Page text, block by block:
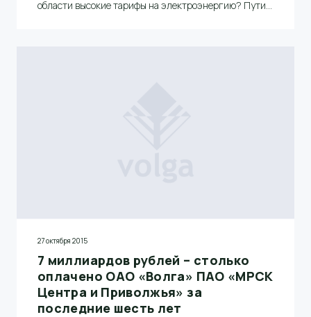
области высокие тарифы на электроэнергию? Пути
27 октября 2015
7 миллиардов рублей – столько
оплачено ОАО «Волга» ПАО «МРСК
Центра и Приволжья» за
последние шесть лет